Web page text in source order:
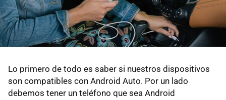
Lo primero de todo es saber si nuestros dispositivos
son compatibles con Android Auto. Por un lado
debemos tener un teléfono que sea Android